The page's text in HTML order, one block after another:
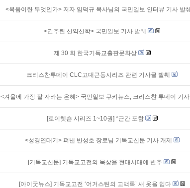
<복음이란 무엇인가> 저자 임덕규 목사님의 국민일보 인터뷰 기사 발
<간추린 신약신학> 국민일보 기사 발췌
제 30 회 한국기독교출판문화상
크리스찬투데이 CLC고대근동시리즈 관련 기사글 발췌
<겨울에 가장 잘 자라는 은혜> 국민일보 쿠키뉴스, 크리스챤 투데이 기사
[로이헷숀 시리즈 1~10권] *근간 포함
<성경연대기> 펴낸 반성호 장로님 기독교신문 기사 개제
[기독교신문] 기독교고전의 묵상을 현대시대에 반추
[아이굿뉴스] 기독교고전 ‘어거스틴의 고백록’ 새 옷을 입다